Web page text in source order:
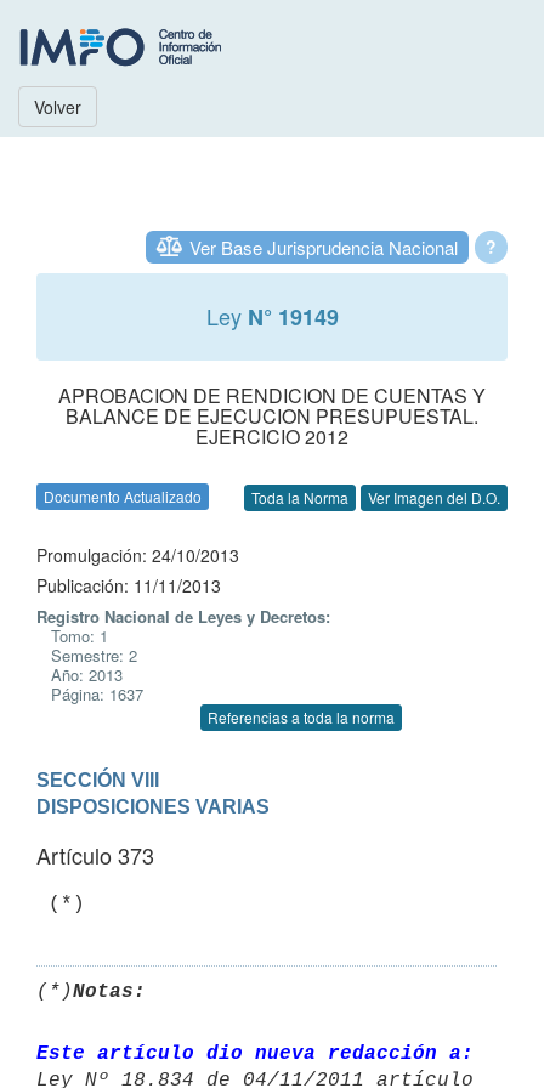
Volver
?
Ver Base Jurisprudencia Nacional
Ley N° 19149
APROBACION DE RENDICION DE CUENTAS Y
BALANCE DE EJECUCION PRESUPUESTAL.
EJERCICIO 2012
Documento Actualizado Toda la Norma Ver Imagen del D.O.
Promulgación: 24/10/2013
Publicación: 11/11/2013
Registro Nacional de Leyes y Decretos:
Tomo: 1
Semestre: 2
Año: 2013
Página: 1637
Referencias a toda la norma
SECCIÓN VIII
DISPOSICIONES VARIAS
Artículo 373
(*)Notas:
Este artículo dio nueva redacción a: